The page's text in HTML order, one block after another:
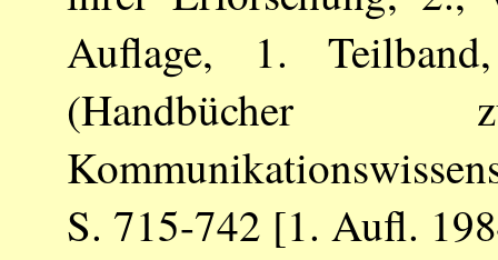
Auflage, 1.
S. 715-742 [1. Aufl.